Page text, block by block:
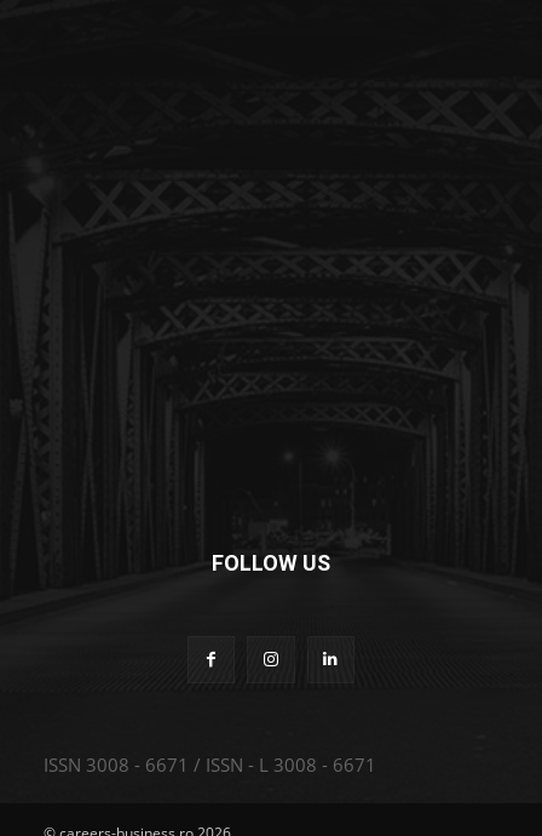
FOLLOW US
ISSN 3008 - 6671 / ISSN - L 3008 - 6671